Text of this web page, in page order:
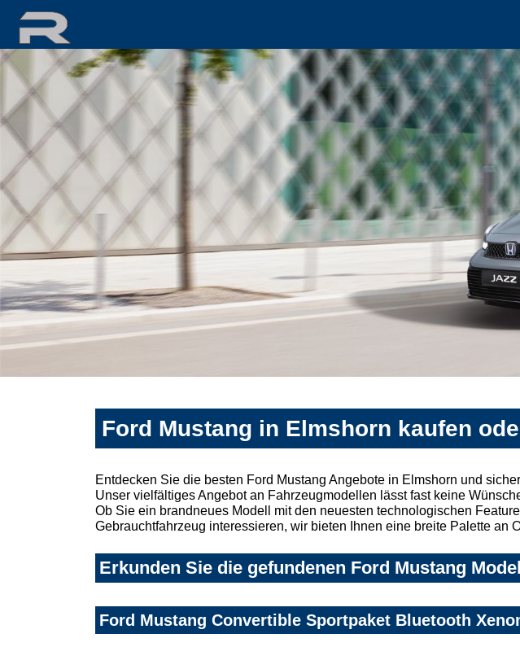
Ford Mustang in Elmshorn kaufen
Entdecken Sie die besten Ford Mustang Angebote in Elmshorn und
Unser vielfältiges Angebot an Fahrzeugmodellen lässt fast keine
Ob Sie ein brandneues Modell mit den neuesten technologischen
Gebrauchtfahrzeug interessieren, wir bieten Ihnen eine breite Palette an
Erkunden Sie die gefundenen Ford Mustang
Ford Mustang Convertible Sportpaket Bluetooth